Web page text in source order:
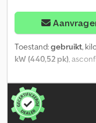
Toestand:gebruikt,
kW (440,52 pk),
, soort
Euro 4, Bouwjaar:2009
Remsysteem)
, =
Opmerkingen = Voor
opnemen met de